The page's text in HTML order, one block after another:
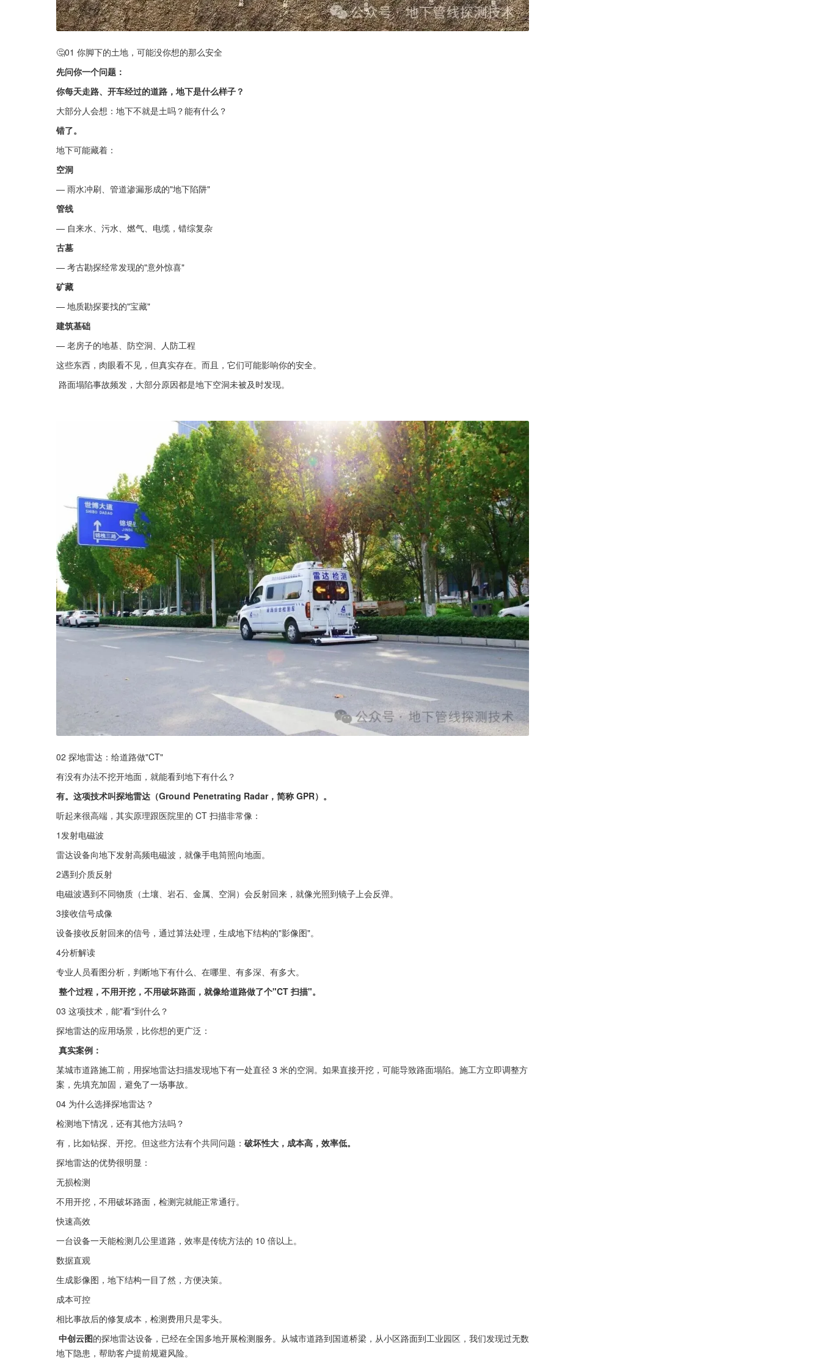
🤔01 你脚下的土地，可能没你想的那么安全
先问你一个问题：
你每天走路、开车经过的道路，地下是什么样子？
大部分人会想：地下不就是土吗？能有什么？
错了。
地下可能藏着：
空洞
— 雨水冲刷、管道渗漏形成的"地下陷阱"
管线
— 自来水、污水、燃气、电缆，错综复杂
古墓
— 考古勘探经常发现的"意外惊喜"
矿藏
— 地质勘探要找的"宝藏"
建筑基础
— 老房子的地基、防空洞、人防工程
这些东西，肉眼看不见，但真实存在。而且，它们可能影响你的安全。
路面塌陷事故频发，大部分原因都是地下空洞未被及时发现。
02 探地雷达：给道路做"CT"
有没有办法不挖开地面，就能看到地下有什么？
有。这项技术叫探地雷达（Ground Penetrating Radar，简称 GPR）。
听起来很高端，其实原理跟医院里的 CT 扫描非常像：
1发射电磁波
雷达设备向地下发射高频电磁波，就像手电筒照向地面。
2遇到介质反射
电磁波遇到不同物质（土壤、岩石、金属、空洞）会反射回来，就像光照到镜子上会反弹。
3接收信号成像
设备接收反射回来的信号，通过算法处理，生成地下结构的"影像图"。
4分析解读
专业人员看图分析，判断地下有什么、在哪里、有多深、有多大。
整个过程，不用开挖，不用破坏路面，就像给道路做了个"CT 扫描"。
03 这项技术，能"看"到什么？
探地雷达的应用场景，比你想的更广泛：
真实案例：
某城市道路施工前，用探地雷达扫描发现地下有一处直径 3 米的空洞。如果直接开挖，可能导致路面塌陷。施工方立即调整方
案，先填充加固，避免了一场事故。
04 为什么选择探地雷达？
检测地下情况，还有其他方法吗？
有，比如钻探、开挖。但这些方法有个共同问题： 破坏性大，成本高，效率低。
探地雷达的优势很明显：
无损检测
不用开挖，不用破坏路面，检测完就能正常通行。
快速高效
一台设备一天能检测几公里道路，效率是传统方法的 10 倍以上。
数据直观
生成影像图，地下结构一目了然，方便决策。
成本可控
相比事故后的修复成本，检测费用只是零头。
中创云图的探地雷达设备，已经在全国多地开展检测服务。从城市道路到国道桥梁，从小区路面到工业园区，我们发现过无数
地下隐患，帮助客户提前规避风险。